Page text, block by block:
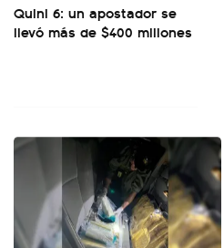
Quini 6: un apostador se
llevó más de $400 millones